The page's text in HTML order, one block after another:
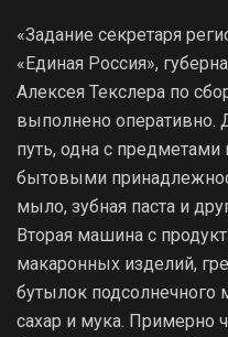
«Задание секретаря
«Единая Россия»,
Алексея Текслера по
выполнено
путь, одна с
бытовыми
мыло, зубная паста и
Вторая машина с
макаронных изделий,
бутылок подсолнечного
сахар и мука. Примерно